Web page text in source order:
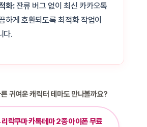
화:잔류 버그 없이 최신 카카오톡
하게 호환되도록 최적화 작업이
다.
귀여운 캐릭터 테마도 만나볼까요?
락쿠마 카톡테마 2종 아이폰 무료